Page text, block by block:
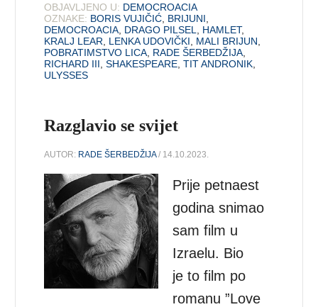
OBJAVLJENO U: DEMOCROACIA
OZNAKE: BORIS VUJIČIĆ BRIJUNI
DEMOCROACIA DRAGO PILSEL HAMLET,
KRALJ LEAR
LENKA UDOVIČKI MALI BRIJUN
POBRATIMSTVO LICA RADE ŠERBEDŽIJA
RICHARD III ,SHAKESPEARE ,TIT ANDRONIK
ULYSSES
Razglavio se svijet
AUTOR: RADE ŠERBEDŽIJA/ 14.10.2023.
Prije petnaest
godina snimao
sam film u
Izraelu. Bio
je to film po
romanu ”Love